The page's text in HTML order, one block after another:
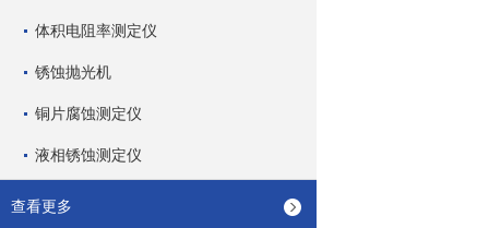
体积电阻率测定仪
锈蚀抛光机
铜片腐蚀测定仪
液相锈蚀测定仪
查看更多